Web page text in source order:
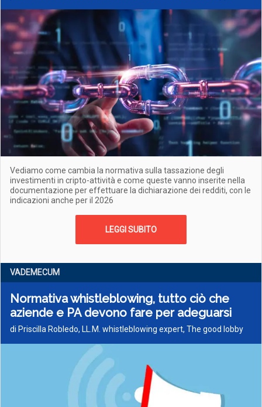
Vediamo come cambia la normativa sulla tassazione degli
investimenti in cripto-attività e come queste vanno inserite nella
documentazione per effettuare la dichiarazione dei redditi, con le
indicazioni anche per il 2026
LEGGI SUBITO
VADEMECUM
Normativa whistleblowing, tutto ciò che
aziende e PA devono fare per adeguarsi
di Priscilla Robledo, LL.M. whistleblowing expert, The good lobby